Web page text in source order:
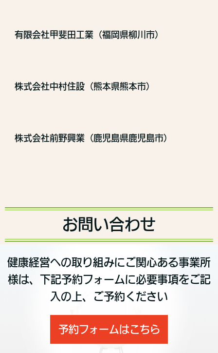
有限会社甲斐田工業（福岡県柳川市）
株式会社中村住設（熊本県熊本市）
株式会社前野興業（鹿児島県鹿児島市）
お問い合わせ
健康経営への取り組みにご関心ある事業所
様は、下記予約フォームに必要事項をご記
入の上、ご予約ください
予約フォームはこちら